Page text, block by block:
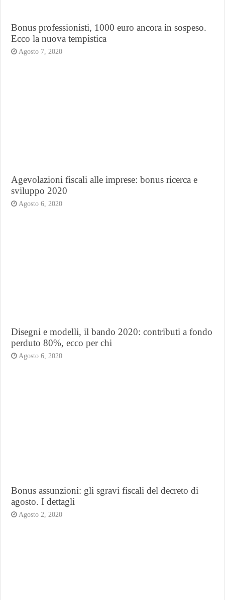
Bonus professionisti, 1000 euro ancora in sospeso.
Ecco la nuova tempistica
Agosto 7, 2020
Agevolazioni fiscali alle imprese: bonus ricerca e
sviluppo 2020
Agosto 6, 2020
Disegni e modelli, il bando 2020: contributi a fondo
perduto 80%, ecco per chi
Agosto 6, 2020
Bonus assunzioni: gli sgravi fiscali del decreto di
agosto. I dettagli
Agosto 2, 2020